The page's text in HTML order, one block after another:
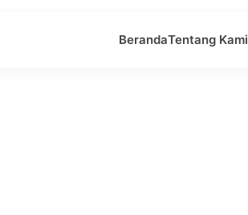
BerandaTentang Kami